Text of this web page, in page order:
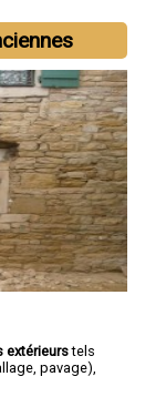
extérieurstels
pavage),